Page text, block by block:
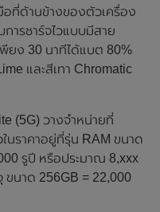
อที่ด้านข้างของตัวเครื่อง
ารชาร์จไวแบบมีสาย
ยง 30 นาทีได้แบต 80%
และสีเทา Chromatic
(5G) วางจำหน่ายที่
นราคาอยู่ที่รุ่น RAM ขนาด
รูปี หรือประมาณ 8,xxx
ขนาด 256GB = 22,000